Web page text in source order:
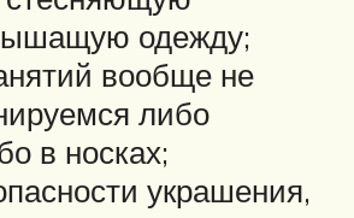
одежду;
вообще не
либо
в носках;
украшения,